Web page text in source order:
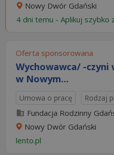
Nowy Dwór Gdański
4 dni temu - Aplikuj szybko
Oferta sponsorowana
Wychowawca/ -czyni
w Nowym...
Umowa o pracę Rodzaj
Fundacja Rodzinny
Nowy Dwór Gdański
lento.pl